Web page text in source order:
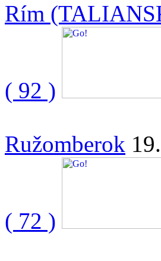
Rím
( 92 )
Ružomberok
( 72 )